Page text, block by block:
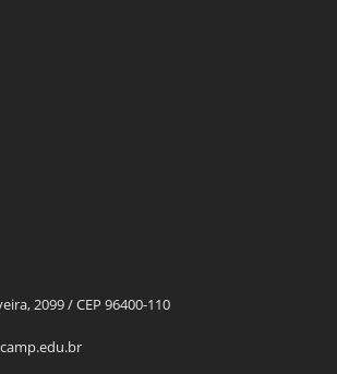
2099 / CEP 96400-110